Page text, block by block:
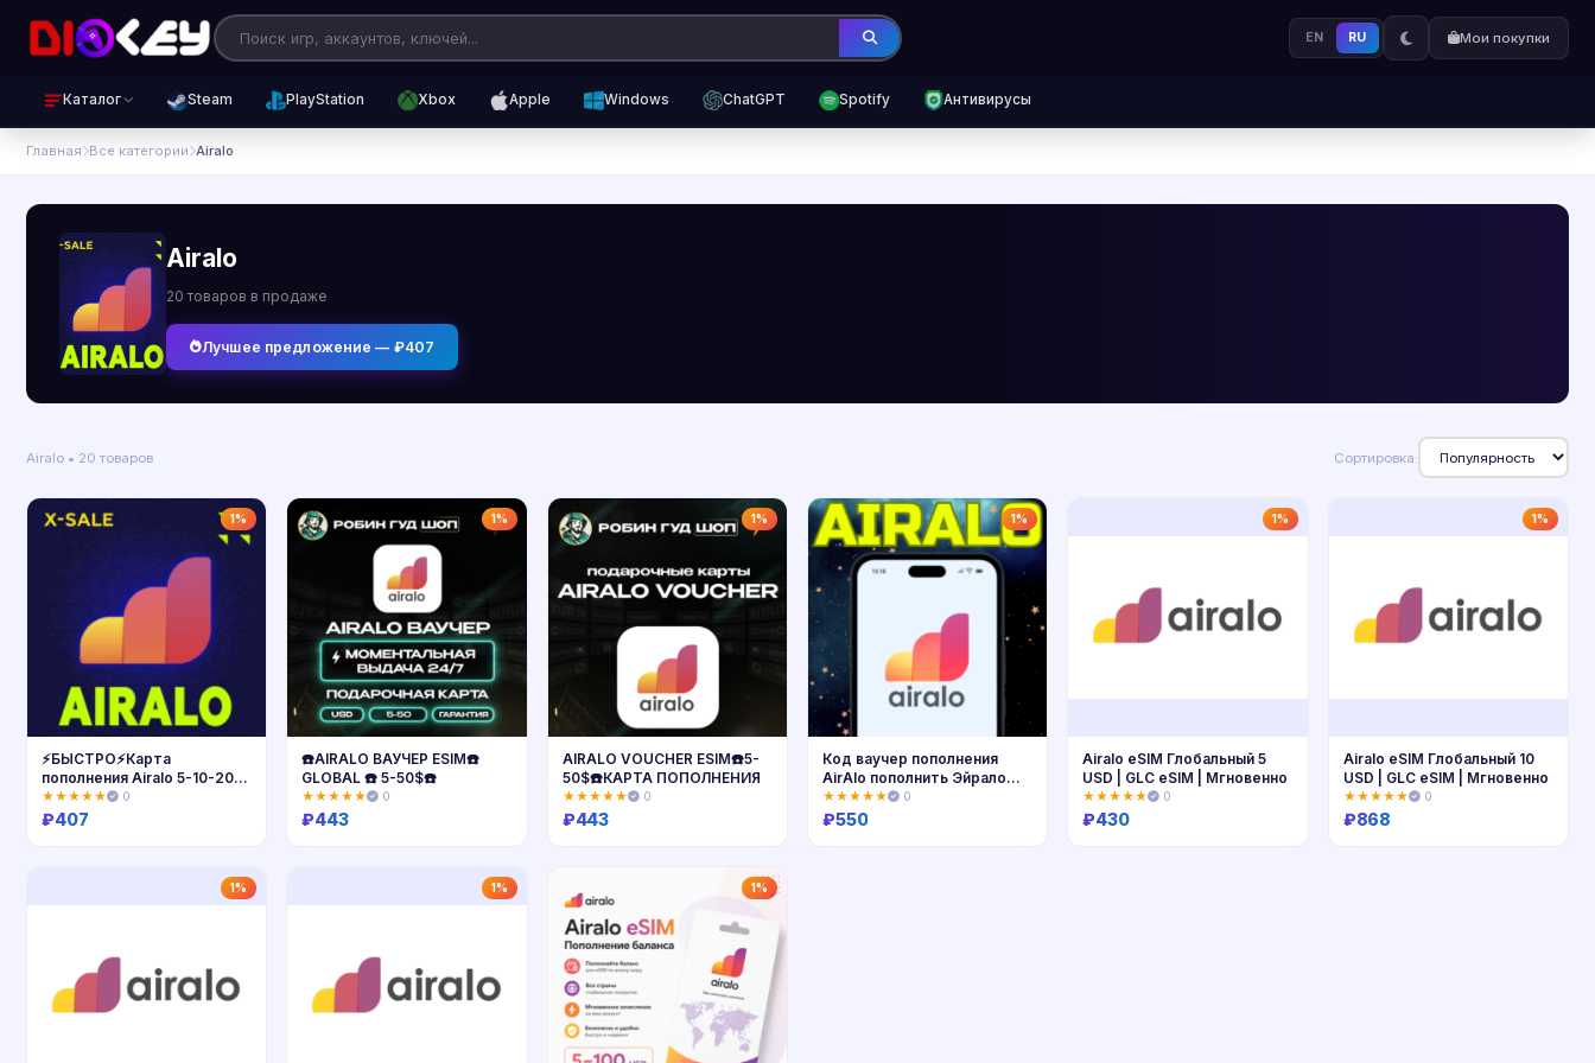
EN RU Мои покупки
Каталог Steam PlayStation Xbox Apple Windows ChatGPT Spotify Антивирусы
Главная Все категории Airalo
Airalo
20 товаров в продаже
Лучшее предложение — ₽407
Airalo • 20 товаров Сортировка:
1%
⚡️БЫСТРО⚡️Карта
пополнения Airalo 5-10-20-
50$. ЦЕНА✅
★★★★★ 0
₽407
1%
☎️AIRALO ВАУЧЕР ESIM☎️
GLOBAL ☎️ 5-50$☎️
★★★★★ 0
₽443
1%
AIRALO VOUCHER ESIM☎️5-
50$☎️КАРТА ПОПОЛНЕНИЯ
★★★★★ 0
₽443
1%
Код ваучер пополнения
AirAlo пополнить Эйрало
БЫСТРО
★★★★★ 0
₽550
1%
Airalo eSIM Глобальный 5
USD | GLC eSIM | Мгновенно
★★★★★ 0
₽430
1%
Airalo eSIM Глобальный 10
USD | GLC eSIM | Мгновенно
★★★★★ 0
₽868
1% 1% 1%